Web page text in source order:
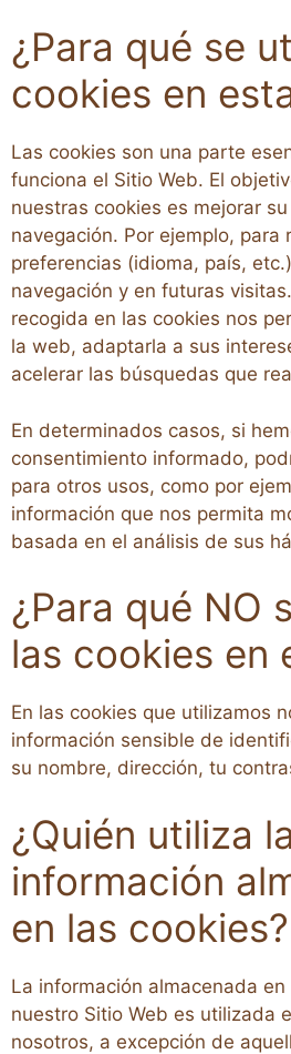
¿Para qué se
cookies en
Las cookies son una parte
funciona el Sitio Web. El
nuestras cookies es mejorar
navegación. Por ejemplo, para
preferencias (idioma, país,
navegación y en futuras
recogida en las cookies nos
la web, adaptarla a sus
acelerar las búsquedas que
En determinados casos, si
consentimiento informado,
para otros usos, como por
información que nos permita
basada en el análisis de sus
¿Para qué NO
las cookies en
En las cookies que utilizamos
información sensible de
su nombre, dirección, tu
¿Quién utiliza la
información
en las cookies?
La información almacenada
nuestro Sitio Web es utilizada
nosotros, a excepción de